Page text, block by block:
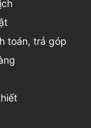
toán, trả góp